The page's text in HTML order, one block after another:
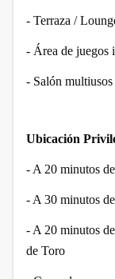
- Terraza /
- Área de juegos
- Salón multiusos
Ubicación
- A 20 minutos
- A 30 minutos
- A 20 minutos
de Toro